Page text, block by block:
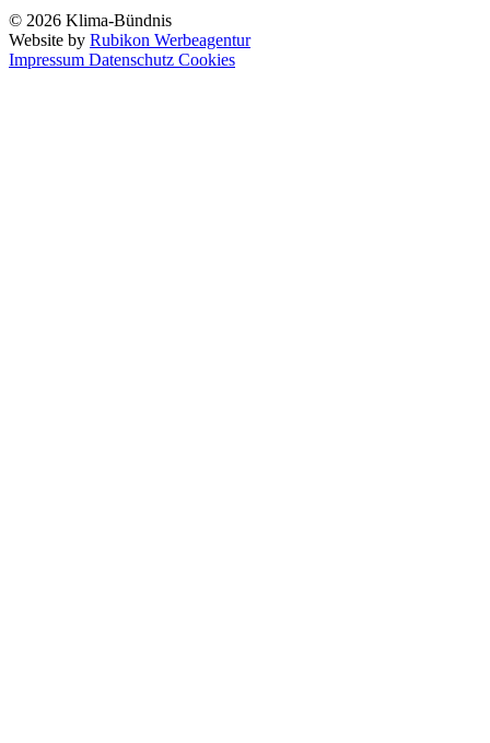
© 2026 Klima-Bündnis
Website by Rubikon Werbeagentur
Impressum Datenschutz Cookies